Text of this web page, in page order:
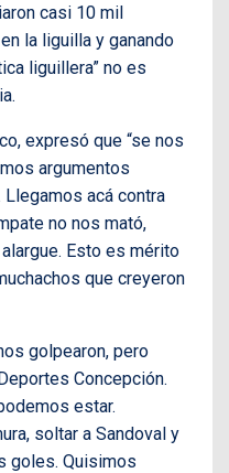
casi 10 mil
la liguilla y ganando
liguillera” no es
expresó que “se nos
argumentos
acá contra
no nos mató,
Esto es mérito
que creyeron
golpearon, pero
Concepción.
estar.
soltar a Sandoval y
goles. Quisimos